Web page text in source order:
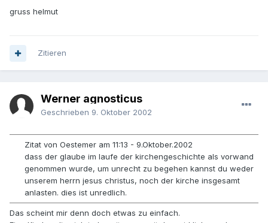
gruss helmut
Zitieren
Werner agnosticus
Geschrieben 9. Oktober 2002
Zitat von Oestemer am 11:13 - 9.Oktober.2002
dass der glaube im laufe der kirchengeschichte als vorwand
genommen wurde, um unrecht zu begehen kannst du weder
unserem herrn jesus christus, noch der kirche insgesamt
anlasten. dies ist unredlich.
Das scheint mir denn doch etwas zu einfach.